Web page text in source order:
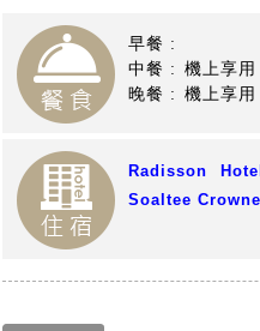
早餐 :
中餐 : 機上享用
晚餐 : 機上享用
Radisson Hotel
Soaltee